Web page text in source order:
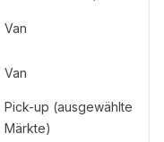
Van
Van
Pick-up (ausgewählte
Märkte)